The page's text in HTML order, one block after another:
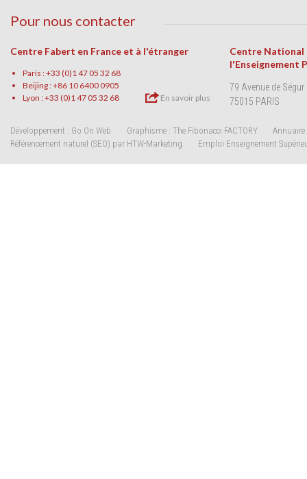
Pour nous contacter
Centre Fabert en France et à l'étranger
Paris : +33 (0)1 47 05 32 68
Beijing : +86 10 6400 0905
Lyon : +33 (0)1 47 05 32 68
En savoir plus
Centre National
l'Enseignement
79 Avenue de Ségur
75015 PARIS
Développement : Go On Web Graphisme : The Fibonacci FACTORY
Annuaire
Référencement naturel (SEO) par HTW-Marketing
Emploi Enseignement